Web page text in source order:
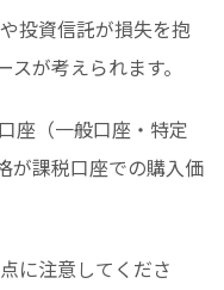
投資信託が損失を抱
が考えられます。
座（一般口座・特定
が課税口座での購入価
に注意してくださ